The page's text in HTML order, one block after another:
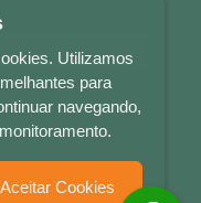
Utilizamos
para
navegando,
Aceitar Cookies